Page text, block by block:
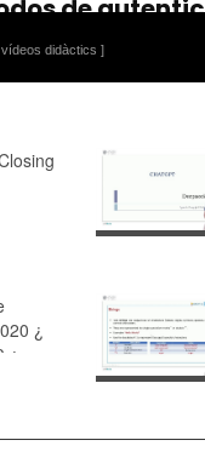
didàctics ]
¿
¿